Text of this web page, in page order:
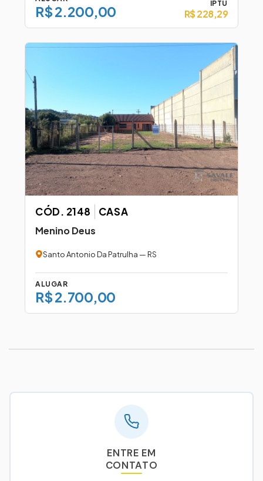
R$ 2.200,00 IPTU
R$ 228,29
CÓD. 2148 CASA
Menino Deus
Santo Antonio Da Patrulha — RS
ALUGAR
R$ 2.700,00
ENTRE EM
CONTATO